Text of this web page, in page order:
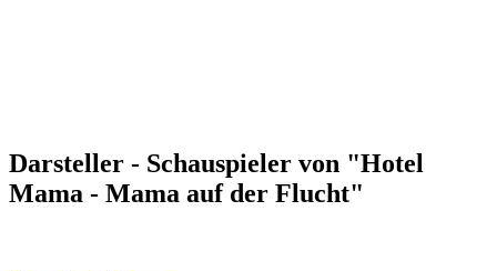
Darsteller - Schauspieler von "Hotel
Mama - Mama auf der Flucht"